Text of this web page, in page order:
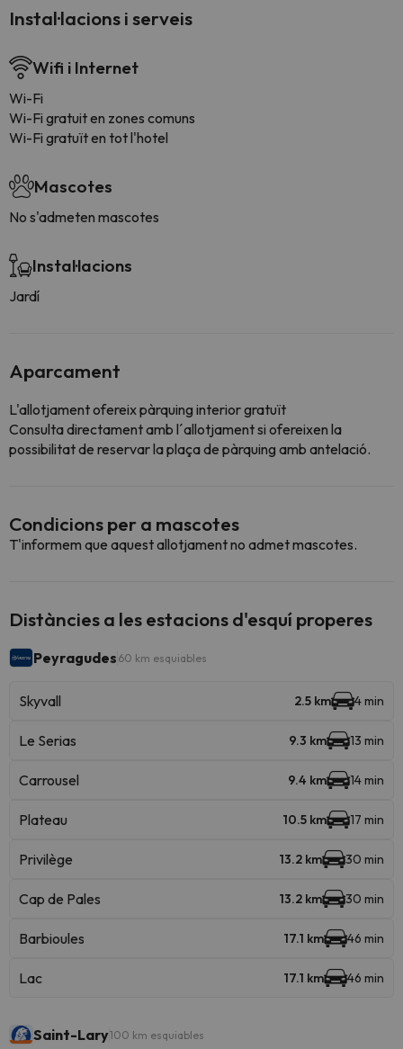
Instal·lacions i serveis
Wifi i Internet
Wi-Fi
Wi-Fi gratuit en zones comuns
Wi-Fi gratuït en tot l'hotel
Mascotes
No s'admeten mascotes
Instal·lacions
Jardí
Aparcament
L'allotjament ofereix pàrquing interior gratuït
Consulta directament amb l´allotjament si ofereixen la
possibilitat de reservar la plaça de pàrquing amb antelació.
Condicions per a mascotes
T'informem que aquest allotjament no admet mascotes.
Distàncies a les estacions d'esquí properes
Peyragudes 60 km esquiables
Skyvall 2.5 km 4 min
Le Serias 9.3 km 13 min
Carrousel 9.4 km 14 min
Plateau 10.5 km 17 min
Privilège 13.2 km 30 min
Cap de Pales 13.2 km 30 min
Barbioules 17.1 km 46 min
Lac 17.1 km 46 min
Saint-Lary100 km esquiables